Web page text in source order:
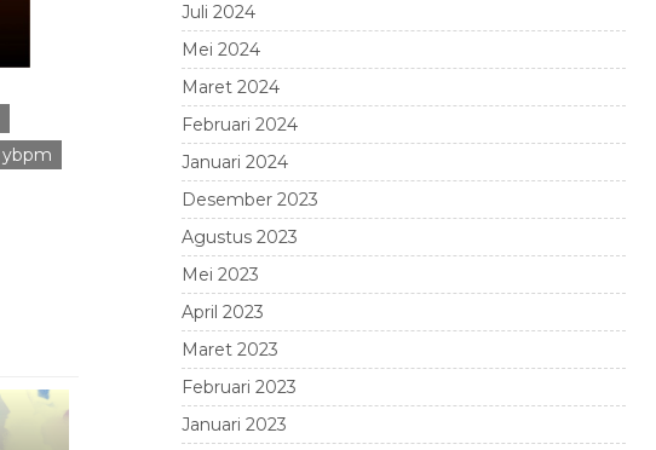
ybpm
Juli 2024
Mei 2024
Maret 2024
Februari 2024
Januari 2024
Desember 2023
Agustus 2023
Mei 2023
April 2023
Maret 2023
Februari 2023
Januari 2023